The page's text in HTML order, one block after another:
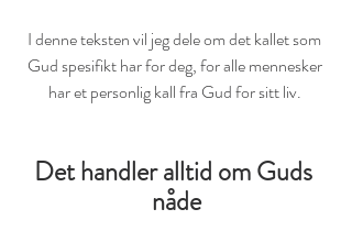
I denne teksten vil jeg dele om det kallet som
Gud spesifikt har for deg, for alle mennesker
har et personlig kall fra Gud for sitt liv.
Det handler alltid om Guds
nåde